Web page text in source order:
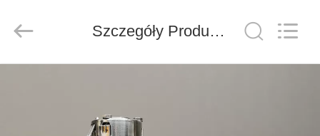
PRODUKTY
LTD.
Szczegóły Produktu